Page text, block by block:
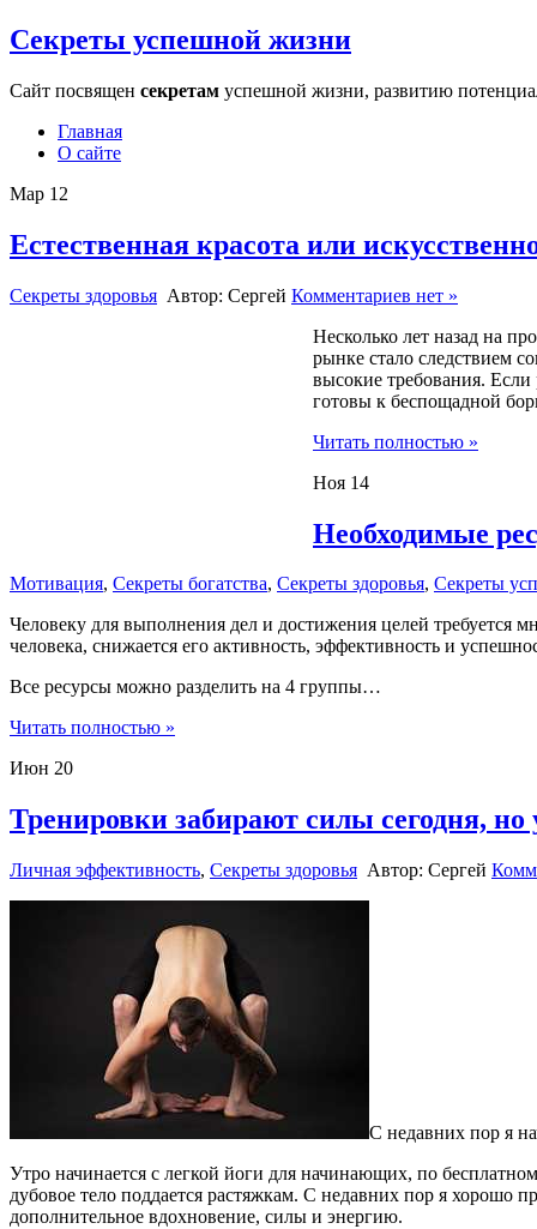
Секреты успешной жизни
Сайт посвящен секретам успешной жизни, развитию
Главная
О сайте
Мар 12
Естественная красота или
Секреты здоровья Автор: Сергей Комментариев нет »
Несколько лет назад на
рынке стало следствием
высокие требования.
готовы к беспощадной
Читать полностью »
Ноя 14
Необходимые
Мотивация, Секреты богатства, Секреты здоровья, Секреты
Человеку для выполнения дел и достижения целей требуется
человека, снижается его активность, эффективность и
Все ресурсы можно разделить на 4 группы…
Читать полностью »
Июн 20
Тренировки забирают силы сегодня,
Личная эффективность, Секреты здоровья Автор: Сергей
С недавних пор я
Утро начинается с легкой йоги для начинающих, по
дубовое тело поддается растяжкам. С недавних пор я хорошо
дополнительное вдохновение, силы и энергию.